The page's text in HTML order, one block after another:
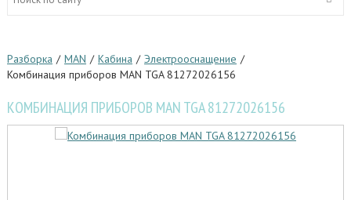
Разборка / MAN / Кабина / Электрооснащение /
Комбинация приборов MAN TGA 81272026156
КОМБИНАЦИЯ ПРИБОРОВ MAN TGA 81272026156